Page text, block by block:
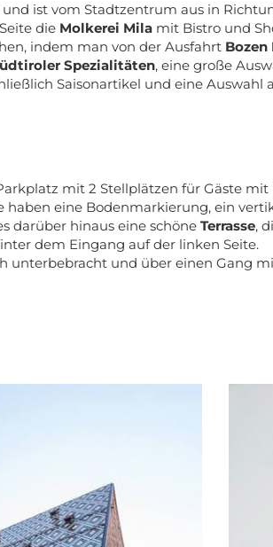
ist vom Stadtzentrum aus in
die Molkerei Mila mit Bistro und
indem man von der Ausfahrt Bozen
Spezialitäten, eine große
Saisonartikel und eine Auswahl
mit 2 Stellplätzen für Gäste
eine Bodenmarkierung, ein
darüber hinaus eine schöne Terrasse,
dem Eingang auf der linken Seite.
unterbebracht und über einen Gang